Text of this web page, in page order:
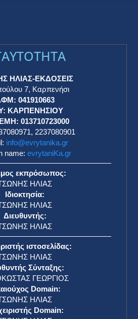
ΗΛΙΑΣ-ΕΚΔΟΣΕΙΣ
7, Καρπενήσι
041910663
ΚΑΡΠΕΝΗΣΙΟΥ
013710723000
2237080901
info@evrytanika.gr
name: evrytaniKa.gr
εκπρόσωπος:
ΗΛΙΑΣ
Ιδιοκτησία:
ΗΛΙΑΣ
Διευθυντής:
ΗΛΙΑΣ
ιστοσελίδας:
ΗΛΙΑΣ
Σύνταξης:
ΓΕΩΡΓΙΟΣ
Domain:
ΗΛΙΑΣ
Domain: